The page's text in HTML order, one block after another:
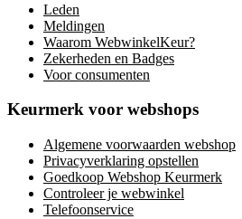
Leden
Meldingen
Waarom WebwinkelKeur?
Zekerheden en Badges
Voor consumenten
Keurmerk voor webshops
Algemene voorwaarden webshop
Privacyverklaring opstellen
Goedkoop Webshop Keurmerk
Controleer je webwinkel
Telefoonservice